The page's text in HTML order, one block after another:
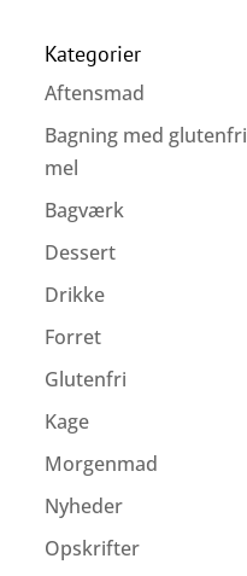
Kategorier
Aftensmad
Bagning med glutenfri
mel
Bagværk
Dessert
Drikke
Forret
Glutenfri
Kage
Morgenmad
Nyheder
Opskrifter